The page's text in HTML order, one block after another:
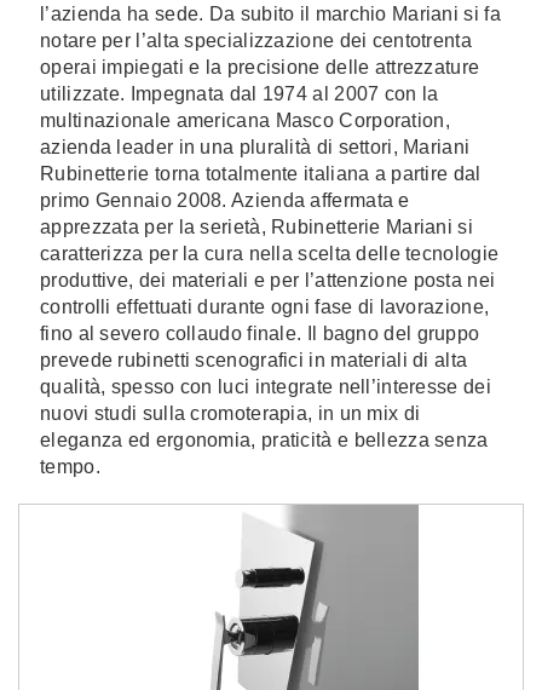
l’azienda ha sede. Da subito il marchio Mariani si fa
notare per l’alta specializzazione dei centotrenta
operai impiegati e la precisione delle attrezzature
utilizzate. Impegnata dal 1974 al 2007 con la
multinazionale americana Masco Corporation,
azienda leader in una pluralità di settori, Mariani
Rubinetterie torna totalmente italiana a partire dal
primo Gennaio 2008. Azienda affermata e
apprezzata per la serietà, Rubinetterie Mariani si
caratterizza per la cura nella scelta delle tecnologie
produttive, dei materiali e per l’attenzione posta nei
controlli effettuati durante ogni fase di lavorazione,
fino al severo collaudo finale. Il bagno del gruppo
prevede rubinetti scenografici in materiali di alta
qualità, spesso con luci integrate nell’interesse dei
nuovi studi sulla cromoterapia, in un mix di
eleganza ed ergonomia, praticità e bellezza senza
tempo.